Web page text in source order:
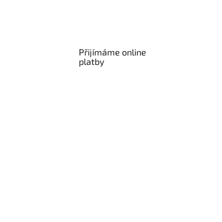
Přijímáme online
platby